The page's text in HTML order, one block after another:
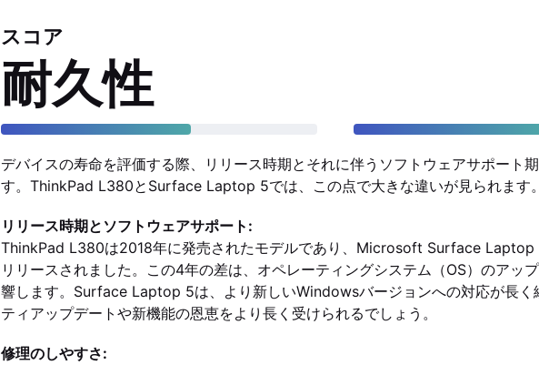
スコア
耐久性
デバイスの寿命を評価する際、リリース時期とそれに伴うソフトウェアサポート
す。ThinkPad L380とSurface Laptop 5では、この点で大きな違いが見られます。
リリース時期とソフトウェアサポート:
ThinkPad L380は2018年に発売されたモデルであり、Microsoft Surface Laptop
リリースされました。この4年の差は、オペレーティングシステム（OS）のアッ
響します。Surface Laptop 5は、より新しいWindowsバージョンへの対応が長く
ティアップデートや新機能の恩恵をより長く受けられるでしょう。
修理のしやすさ: